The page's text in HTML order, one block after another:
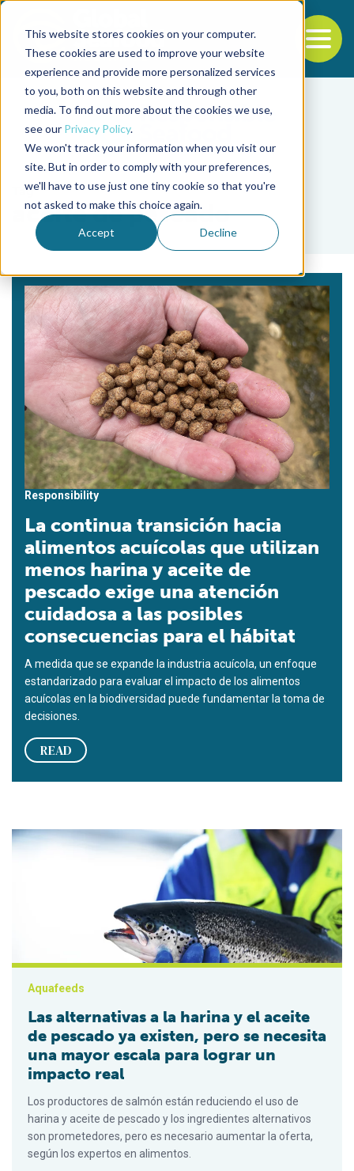
This website stores cookies on your computer.
These cookies are used to improve your website
experience and provide more personalized services
to you, both on this website and through other
media. To find out more about the cookies we use,
see our Privacy Policy.
We won't track your information when you visit our
site. But in order to comply with your preferences,
we'll have to use just one tiny cookie so that you're
not asked to make this choice again.
Accept Decline
Back to the start of the nav
Jump to the end of the navigation
Tag
aceite de pescado
Responsibility
La continua transición hacia
alimentos acuícolas que utilizan
menos harina y aceite de
pescado exige una atención
cuidadosa a las posibles
consecuencias para el hábitat
A medida que se expande la industria acuícola, un enfoque
estandarizado para evaluar el impacto de los alimentos
acuícolas en la biodiversidad puede fundamentar la toma de
decisiones.
READ
Las alternativas a la harina y el aceite de pescado ya
Aquafeeds
Las alternativas a la harina y el aceite
de pescado ya existen, pero se necesita
una mayor escala para lograr un
impacto real
Los productores de salmón están reduciendo el uso de
harina y aceite de pescado y los ingredientes alternativos
son prometedores, pero es necesario aumentar la oferta,
según los expertos en alimentos.